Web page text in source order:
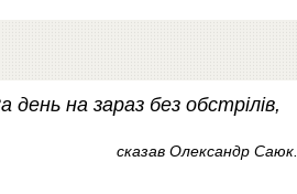
день на зараз без обстрілів,
сказав Олександр Саюк.